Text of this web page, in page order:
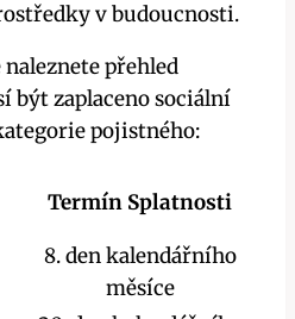
v budoucnosti.
přehled
být zaplaceno sociální
pojistného:
Termín Splatnosti
8. den kalendářního
měsíce